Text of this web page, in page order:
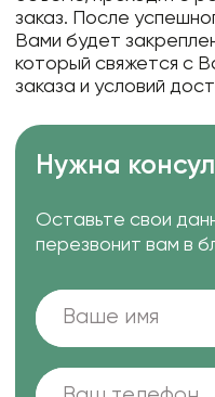
заказ. После
Вами будет
который свяжется с
заказа и условий
Нужна
Оставьте свои
перезвонит вам в